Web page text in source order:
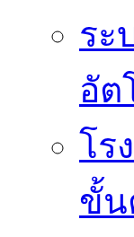
ระ
อัต
โร
ขั้น